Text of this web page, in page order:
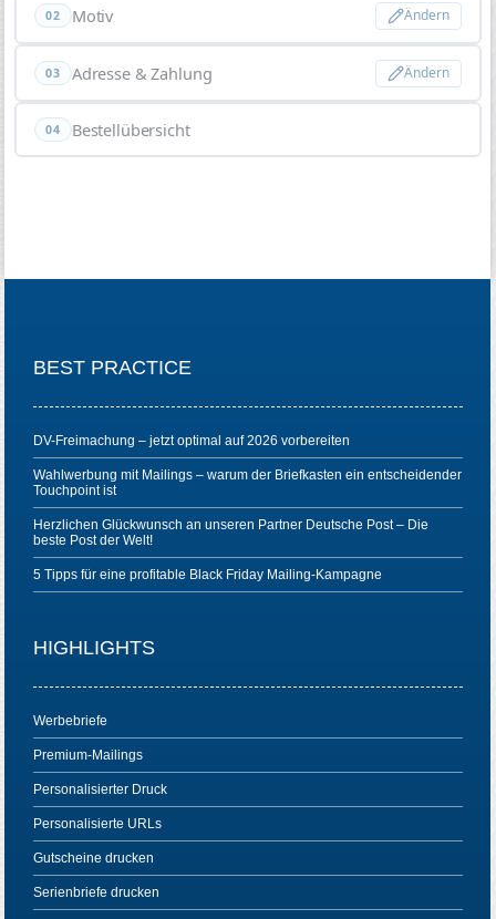
02 Motiv Ändern
03 Adresse & Zahlung Ändern
04 Bestellübersicht
BEST PRACTICE
DV-Freimachung – jetzt optimal auf 2026 vorbereiten
Wahlwerbung mit Mailings – warum der Briefkasten ein entscheidender
Touchpoint ist
Herzlichen Glückwunsch an unseren Partner Deutsche Post – Die
beste Post der Welt!
5 Tipps für eine profitable Black Friday Mailing-Kampagne
HIGHLIGHTS
Werbebriefe
Premium-Mailings
Personalisierter Druck
Personalisierte URLs
Gutscheine drucken
Serienbriefe drucken